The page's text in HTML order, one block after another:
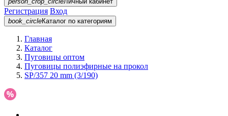
Регистрация Вход
book_circleКаталог по категориям
Главная
Каталог
Пуговицы оптом
Пуговицы полиэфирные на прокол
SP/357 20 mm (3/190)